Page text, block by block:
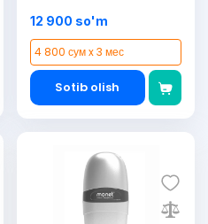
12 900 so'm
4 800 сум x 3 мес
Sotib olish